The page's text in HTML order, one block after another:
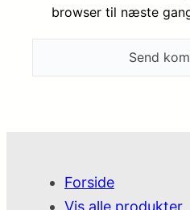
browser til næste
Forside